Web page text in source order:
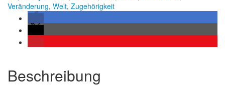
Veränderung, Welt, Zugehörigkeit
Beschreibung